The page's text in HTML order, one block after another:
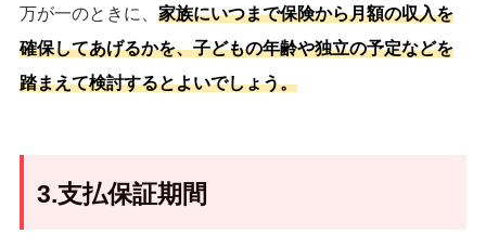
万が一のときに、 家族にいつまで保険から月額の収入を
確保してあげるかを、子どもの年齢や独立の予定などを
踏まえて検討するとよいでしょう。
3.支払保証期間